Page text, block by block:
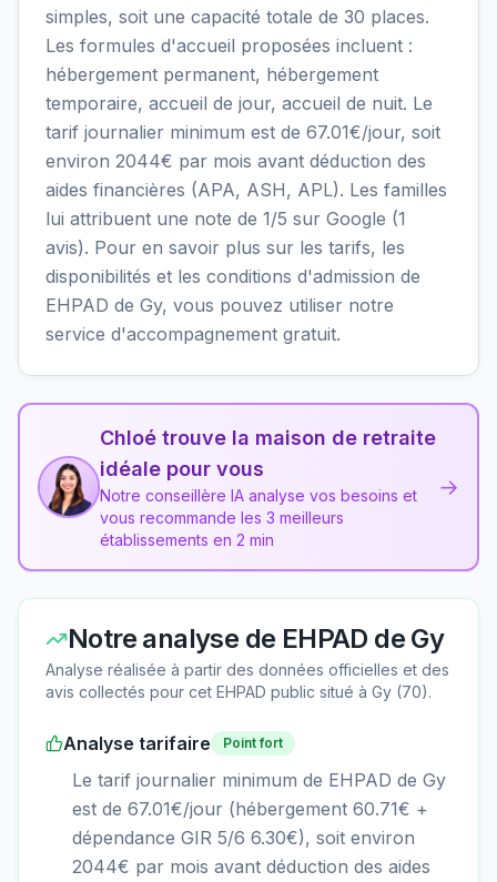
simples, soit une capacité totale de 30 places.
Les formules d'accueil proposées incluent :
hébergement permanent, hébergement
temporaire, accueil de jour, accueil de nuit. Le
tarif journalier minimum est de 67.01€/jour, soit
environ 2044€ par mois avant déduction des
aides financières (APA, ASH, APL). Les familles
lui attribuent une note de 1/5 sur Google (1
avis). Pour en savoir plus sur les tarifs, les
disponibilités et les conditions d'admission de
EHPAD de Gy, vous pouvez utiliser notre
service d'accompagnement gratuit.
Chloé trouve la maison de retraite
idéale pour vous
Notre conseillère IA analyse vos besoins et
vous recommande les 3 meilleurs
établissements en 2 min
→
Notre analyse de EHPAD de Gy
Analyse réalisée à partir des données officielles et des
avis collectés pour cet EHPAD public situé à Gy (70).
Analyse tarifaire Point fort
Le tarif journalier minimum de EHPAD de Gy
est de 67.01€/jour (hébergement 60.71€ +
dépendance GIR 5/6 6.30€), soit environ
2044€ par mois avant déduction des aides